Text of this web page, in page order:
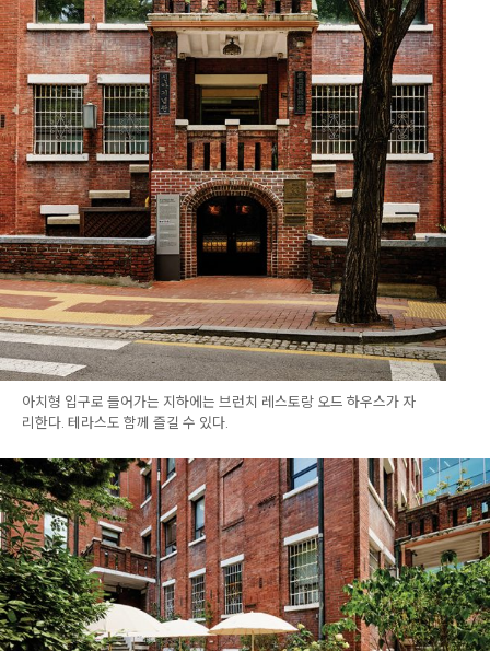
아치형 입구로 들어가는 지하에는 브런치 레스토랑 오드 하우스가 자
리한다. 테라스도 함께 즐길 수 있다.